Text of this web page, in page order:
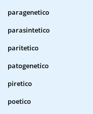
paragenetico
parasintetico
paritetico
patogenetico
piretico
poetico